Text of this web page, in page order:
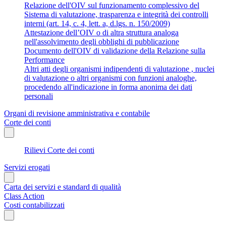
Relazione dell'OIV sul funzionamento complessivo del
Sistema di valutazione, trasparenza e integrità dei controlli
interni (art. 14, c. 4, lett. a, d.lgs. n. 150/2009)
Attestazione dell’OIV o di altra struttura analoga
nell'assolvimento degli obblighi di pubblicazione
Documento dell'OIV di validazione della Relazione sulla
Performance
Altri atti degli organismi indipendenti di valutazione , nuclei
di valutazione o altri organismi con funzioni analoghe,
procedendo all'indicazione in forma anonima dei dati
personali
Organi di revisione amministrativa e contabile
Corte dei conti
Rilievi Corte dei conti
Servizi erogati
Carta dei servizi e standard di qualità
Class Action
Costi contabilizzati